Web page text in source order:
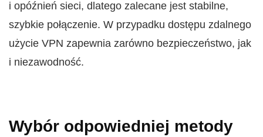
i opóźnień sieci, dlatego zalecane jest stabilne,
szybkie połączenie. W przypadku dostępu zdalnego
użycie VPN zapewnia zarówno bezpieczeństwo, jak
i niezawodność.
Wybór odpowiedniej metody